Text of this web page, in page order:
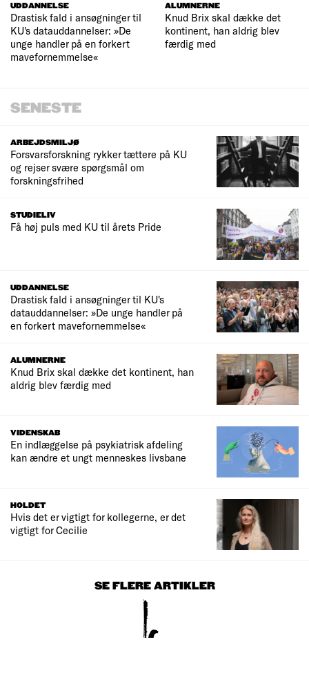
UDDANNELSE
Drastisk fald i ansøgninger til
KU's datauddannelser: »De
unge handler på en forkert
mavefornemmelse«
ALUMNERNE
Knud Brix skal dække det
kontinent, han aldrig blev
færdig med
SENESTE
ARBEJDSMILJØ
Forsvarsforskning rykker tættere på KU
og rejser svære spørgsmål om
forskningsfrihed
STUDIELIV
Få høj puls med KU til årets Pride
UDDANNELSE
Drastisk fald i ansøgninger til KU's
datauddannelser: »De unge handler på
en forkert mavefornemmelse«
ALUMNERNE
Knud Brix skal dække det kontinent, han
aldrig blev færdig med
VIDENSKAB
En indlæggelse på psykiatrisk afdeling
kan ændre et ungt menneskes livsbane
HOLDET
Hvis det er vigtigt for kollegerne, er det
vigtigt for Cecilie
SE FLERE ARTIKLER